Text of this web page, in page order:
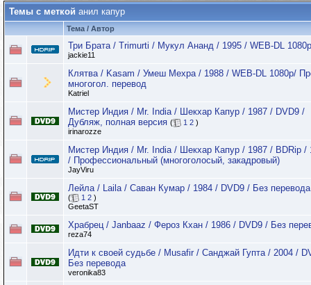
Темы с меткой анил капур
Тема / Автор
Три Брата / Trimurti / Мукул Ананд / 1995 / WEB-DL 1080p
jackie11
Клятва / Kasam / Умеш Мехра / 1988 / WEB-DL 1080p/
многогол. перевод
Katriel
Мистер Индия / Mr. India / Шекхар Капур / 1987 / DVD9 /
Дубляж, полная версия ( 1 2 )
irinarozze
Мистер Индия / Mr. India / Шекхар Капур / 1987 / BDRip /
/ Профессиональный (многоголосый, закадровый)
JayViru
Лейла / Laila / Саван Кумар / 1984 / DVD9 / Без перевода
( 1 2 )
GeetaST
Храбрец / Janbaaz / Фероз Кхан / 1986 / DVD9 / Без
reza74
Идти к своей судьбе / Musafir / Санджай Гупта / 2004 /
Без перевода
veronika83